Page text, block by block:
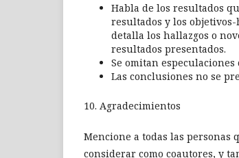
Habla de los resultados
resultados y los
detalla los hallazgos o
resultados presentados.
Se omitan
Las conclusiones no se
10. Agradecimientos
Mencione a todas las
considerar como coautores, y